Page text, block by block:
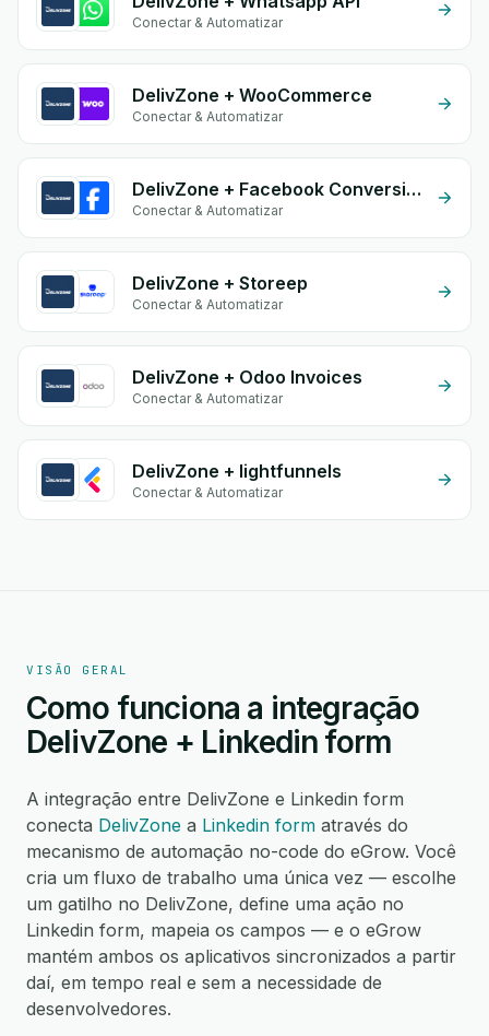
Conectar & Automatizar
DelivZone + WooCommerce
Conectar & Automatizar
DelivZone + Facebook Conversion API (CAPI)
Conectar & Automatizar
DelivZone + Storeep
Conectar & Automatizar
DelivZone + Odoo Invoices
Conectar & Automatizar
DelivZone + lightfunnels
Conectar & Automatizar
VISÃO GERAL
Como funciona a integração
DelivZone + Linkedin form
A integração entre DelivZone e Linkedin form
conecta DelivZone a Linkedin form através do
mecanismo de automação no-code do eGrow. Você
cria um fluxo de trabalho uma única vez — escolhe
um gatilho no DelivZone, define uma ação no
Linkedin form, mapeia os campos — e o eGrow
mantém ambos os aplicativos sincronizados a partir
daí, em tempo real e sem a necessidade de
desenvolvedores.